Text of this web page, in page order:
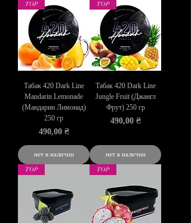
TOP
Табак 420 Dark Line
Mandarin Lemonade
(Мандарин Лимонад)
250 гр
Цена
490,00 ₴
нет в наличии
TOP
Табак 420 Dark Line
Jungle Fruit (Джангл
Фрут) 250 гр
Цена
490,00 ₴
нет в наличии
TOP TOP